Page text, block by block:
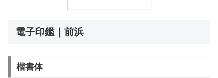
電子印鑑｜前浜
楷書体